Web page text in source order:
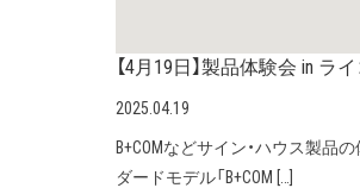
【4月19日】製品体験会 in ラ
2025.04.19
B+COMなどサイン・ハウス製品
ダードモデル「B+COM […]